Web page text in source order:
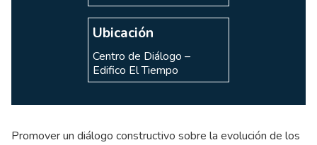
Ubicación
Centro de Diálogo –
Edifico El Tiempo
Promover un diálogo constructivo sobre la evolución de los